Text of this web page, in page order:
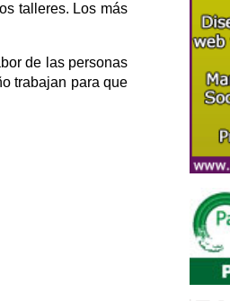
talleres. Los más
de las personas
trabajan para que